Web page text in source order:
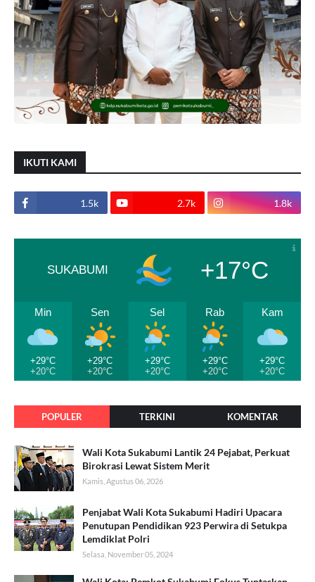
IKUTI KAMI
1.5k 2.7k 1.8k
SUKABUMI +17°C
Min
+29°C
+20°C
Sen
+29°C
+20°C
Sel
+29°C
+20°C
Rab
+29°C
+20°C
Kam
+29°C
+20°C
POPULER TERKINI KOMENTAR
Wali Kota Sukabumi Lantik 24 Pejabat, Perkuat
Birokrasi Lewat Sistem Merit
Kamis, Agustus 06, 2026
Penjabat Wali Kota Sukabumi Hadiri Upacara
Penutupan Pendidikan 923 Perwira di Setukpa
Lemdiklat Polri
Selasa, November 05, 2024